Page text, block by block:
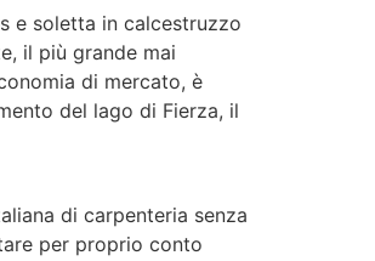
e soletta in calcestruzzo
il più grande mai
di mercato, è
del lago di Fierza, il
di carpenteria senza
per proprio conto